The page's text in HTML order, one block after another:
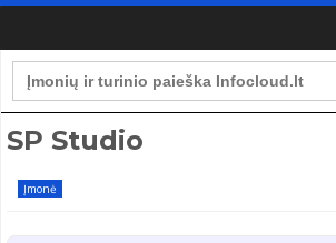
Search
for:
SP Studio
Įmonė